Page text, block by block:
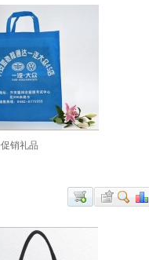
销礼品